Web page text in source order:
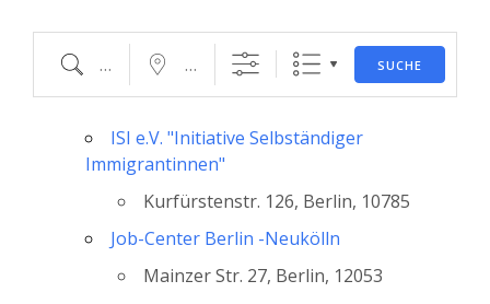
SUCHE
ISI e.V. "Initiative Selbständiger
Immigrantinnen"
Kurfürstenstr. 126, Berlin, 10785
Job-Center Berlin -Neukölln
Mainzer Str. 27, Berlin, 12053